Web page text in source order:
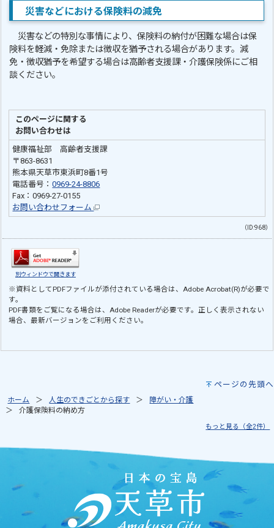
災害などにおける保険料の減免
災害などの特別な事情により、保険料の納付が困難な場合は保
険料を軽減・免除または徴収を猶予される場合があります。減
免・徴収猶予を希望する場合は高齢者支援課・介護保険係にご相
談ください。
このページに関する
お問い合わせは
健康福祉部 高齢者支援課
〒863-8631
熊本県天草市東浜町8番1号
電話番号：0969-24-8806
Fax：0969-27-0155
お問い合わせフォーム
（ID:968）
別ウィンドウで開きます
※資料としてPDFファイルが添付されている場合は、Adobe Acrobat(R)が必要で
す。
PDF書類をご覧になる場合は、Adobe Readerが必要です。正しく表示されない
場合、最新バージョンをご利用ください。
ページの先頭へ
ホーム 人生のできごとから探す
障がい・介護
介護保険料の納め方
もっと見る（全2件）